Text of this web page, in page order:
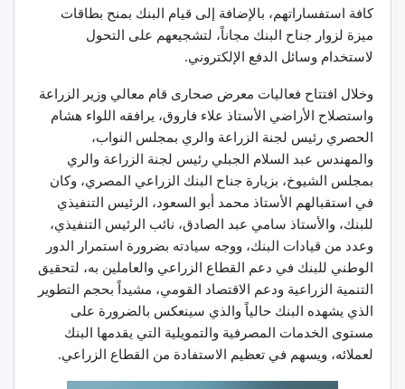
كافة استفساراتهم، بالإضافة إلى قيام البنك بمنح بطاقات
ميزة لزوار جناح البنك مجاناً، لتشجيعهم على التحول
لاستخدام وسائل الدفع الإلكتروني.
وخلال افتتاح فعاليات معرض صحارى قام معالي وزير الزراعة
واستصلاح الأراضي الأستاذ علاء فاروق، يرافقه اللواء هشام
الحصري رئيس لجنة الزراعة والري بمجلس النواب،
والمهندس عبد السلام الجبلي رئيس لجنة الزراعة والري
بمجلس الشيوخ، بزيارة جناح البنك الزراعي المصري، وكان
في استقبالهم الأستاذ محمد أبو السعود، الرئيس التنفيذي
للبنك، والأستاذ سامي عبد الصادق، نائب الرئيس التنفيذي،
وعدد من قيادات البنك، ووجه سيادته بضرورة استمرار الدور
الوطني للبنك في دعم القطاع الزراعي والعاملين به، لتحقيق
التنمية الزراعية ودعم الاقتصاد القومي، مشيداً بحجم التطوير
الذي يشهده البنك حالياً والذي سينعكس بالضرورة على
مستوى الخدمات المصرفية والتمويلية التي يقدمها البنك
لعملائه، ويسهم في تعظيم الاستفادة من القطاع الزراعي.